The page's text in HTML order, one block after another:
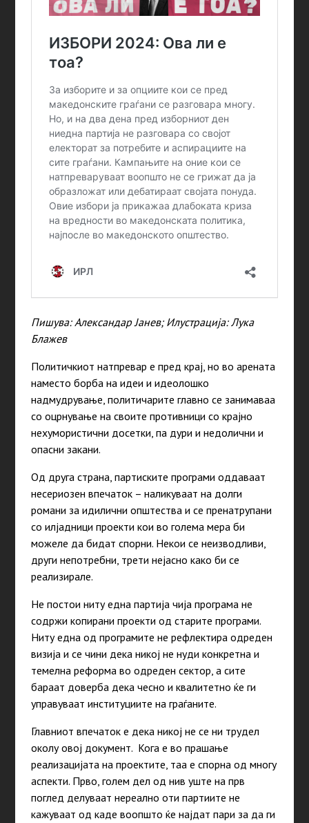
Пишува: Александар Јанев; Илустрација: Лука
Блажев
Политичкиот натпревар е пред крај, но во арената
наместо борба на идеи и идеолошко
надмудрување, политичарите главно се занимаваа
со оцрнување на своите противници со крајно
нехумористични досетки, па дури и недолични и
опасни закани.
Од друга страна, партиските програми оддаваат
несериозен впечаток – наликуваат на долги
романи за идилични општества и се пренатрупани
со илјадници проекти кои во голема мера би
можеле да бидат спорни. Некои се неизводливи,
други непотребни, трети нејасно како би се
реализирале.
Не постои ниту една партија чија програма не
содржи копирани проекти од старите програми.
Ниту една од програмите не рефлектира одреден
визија и се чини дека никој не нуди конкретна и
темелна реформа во одреден сектор, а сите
бараат доверба дека чесно и квалитетно ќе ги
управуваат институциите на граѓаните.
Главниот впечаток е дека никој не се ни трудел
околу овој документ. Кога е во прашање
реализацијата на проектите, таа е спорна од многу
аспекти. Прво, голем дел од нив уште на прв
поглед делуваат нереално оти партиите не
кажуваат од каде воопшто ќе најдат пари за да ги